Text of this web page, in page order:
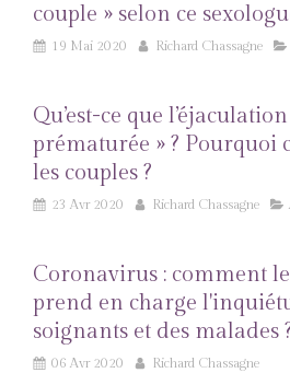
couple » selon ce
19 Mai 2020 Richard Chassagne
Qu’est-ce que
prématurée » ? Pourquoi
les couples ?
23 Avr 2020 Richard Chassagne
Coronavirus : comment
prend en charge
soignants et des malades
06 Avr 2020 Richard Chassagne